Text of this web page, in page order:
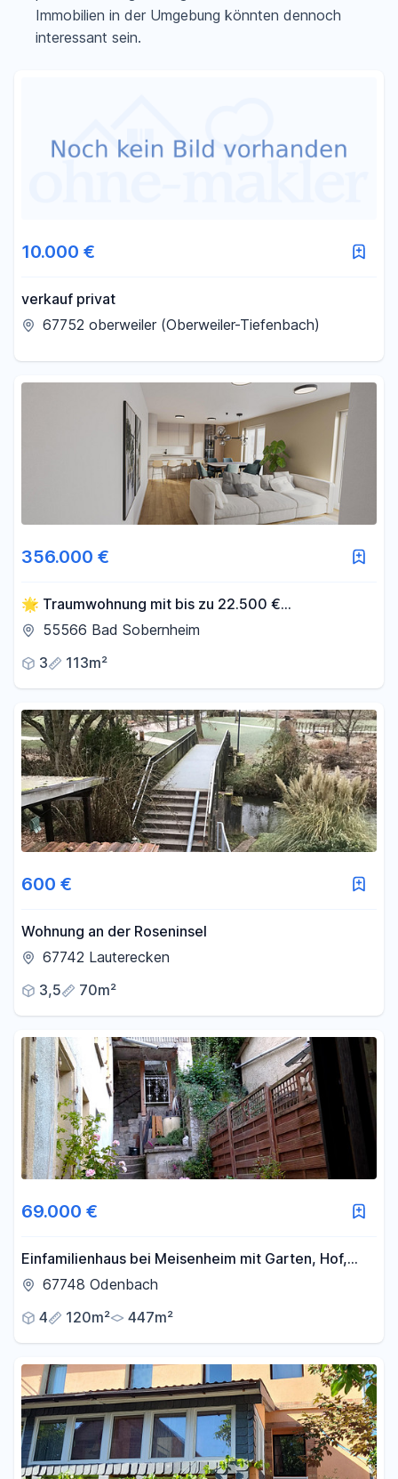
Immobilien in der Umgebung könnten dennoch
interessant sein.
10.000 €
verkauf privat
67752 oberweiler (Oberweiler-Tiefenbach)
356.000 €
🌟 Traumwohnung mit bis zu 22.500 €
Tilgungszuschuss + KfW-Finanzierung sichern! mit
55566 Bad Sobernheim
3
113m²
600 €
Wohnung an der Roseninsel
67742 Lauterecken
3,5
70m²
69.000 €
Einfamilienhaus bei Meisenheim mit Garten, Hof,
Terrasse, Balkon
67748 Odenbach
4
120m² 447m²